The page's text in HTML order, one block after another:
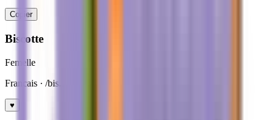
Copier
Biscotte
Femelle
Francais · /bis.kɔt/
♥